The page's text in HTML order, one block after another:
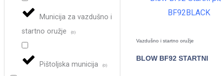
Municija za vazdušno i
startno oružje
(0)
Pištoljska municija (0)
Vazdušno i startno oružje
BLOW BF92 STARTNI